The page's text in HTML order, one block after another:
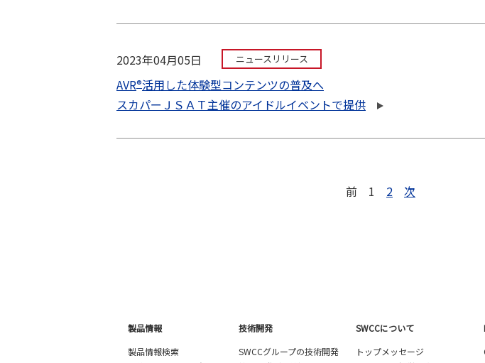
2023年04月05日 ニュースリリース
AVR®活用した体験型コンテンツの普及へ
スカパーＪＳＡＴ主催のアイドルイベントで提供
前 1 2 次
製品情報
製品情報検索
技術開発
SWCCグループの技術開発
SWCCについて
トップメッセージ